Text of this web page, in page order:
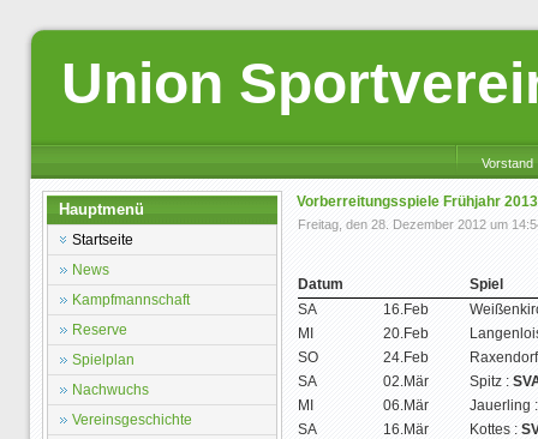
Union
Vorstand
Hauptmenü
Startseite
News
Kampfmannschaft
Reserve
Spielplan
Nachwuchs
Vereinsgeschichte
Vorberreitungsspiele Frühjahr 2013
Freitag, den 28. Dezember 2012 um
Datum
Spiel
SA
16.Feb
MI
20.Feb
SO
24.Feb
SA
02.Mär Spitz :
MI
06.Mär
Jauerling
SA
16.Mär Kottes :